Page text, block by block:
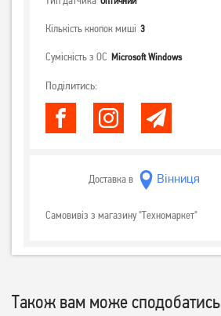
Кількість кнопок миші 3
Сумісність з ОС Microsoft Windows
Поділитись:
Доставка в
Самовивіз з магазину "Техномаркет"
Також вам може сподобатись